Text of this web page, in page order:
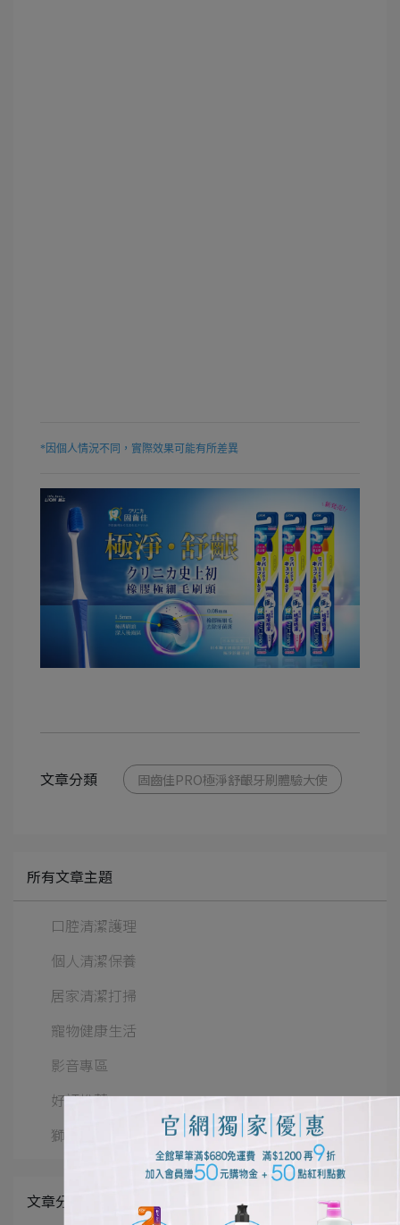
*因個人情況不同，實際效果可能有所差異
文章分類 固齒佳PRO極淨舒齦牙刷體驗大使
所有文章主題
口腔清潔護理
個人清潔保養
居家清潔打掃
寵物健康生活
影音專區
好評推薦
獅王佈告欄
文章分類